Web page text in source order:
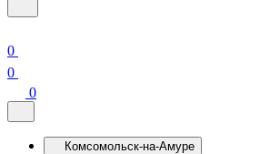
0
0
0
Комсомольск-на-Амуре